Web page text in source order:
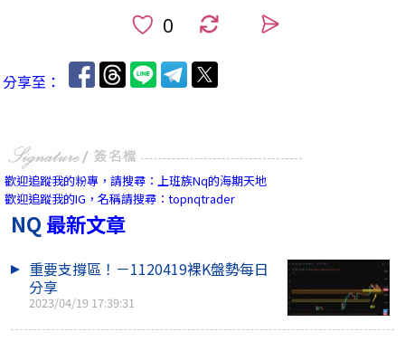
分享至：
歡迎追蹤我的粉專，請搜尋：上班族Nq的海期天地
歡迎追蹤我的IG，名稱請搜尋：topnqtrader
NQ 最新文章
重要支撐區！－1120419裸K盤勢每日
分享
2023/04/19 17:39:31